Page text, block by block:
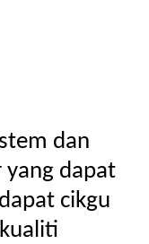
dan
dapat
cikgu